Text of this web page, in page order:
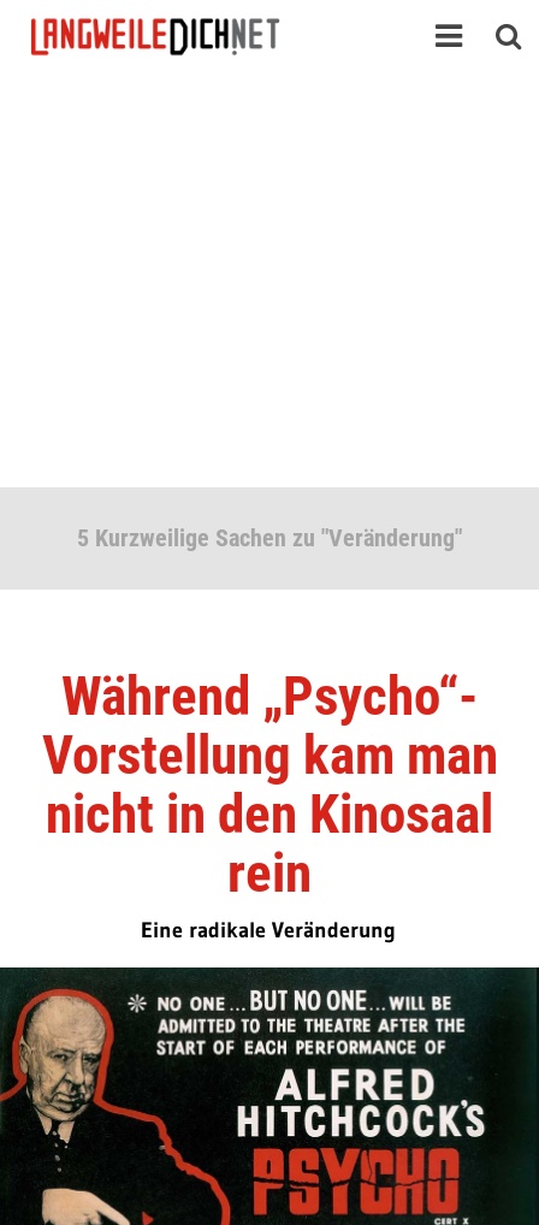
5 Kurzweilige Sachen zu "Veränderung"
Während „Psycho“-
Vorstellung kam man
nicht in den Kinosaal
rein
Eine radikale Veränderung